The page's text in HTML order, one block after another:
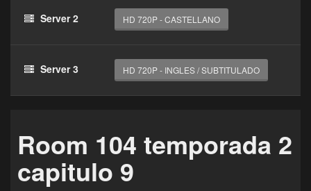
Clic 1 - Abrir primer enlace
El acceso expira en 1 hora
Server 2 HD 720P - CASTELLANO
Server 3 HD 720P - INGLES / SUBTITULADO
Room 104 temporada 2
capitulo 9